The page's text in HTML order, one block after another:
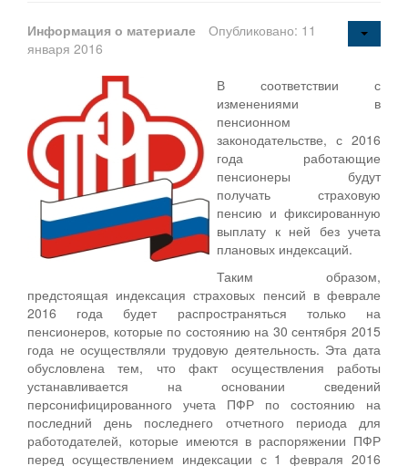
Информация о материале
Опубликовано: 11
января 2016
В соответствии с
изменениями в
пенсионном
законодательстве, с 2016
года работающие
пенсионеры будут
получать страховую
пенсию и фиксированную
выплату к ней без учета
плановых индексаций.
Таким образом,
предстоящая индексация страховых пенсий в феврале
2016 года будет распространяться только на
пенсионеров, которые по состоянию на 30 сентября 2015
года не осуществляли трудовую деятельность. Эта дата
обусловлена тем, что факт осуществления работы
устанавливается на основании сведений
персонифицированного учета ПФР по состоянию на
последний день последнего отчетного периода для
работодателей, которые имеются в распоряжении ПФР
перед осуществлением индексации с 1 февраля 2016